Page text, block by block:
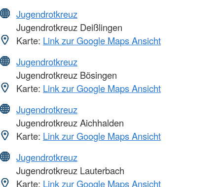
Jugendrotkreuz
Jugendrotkreuz Deißlingen
Karte: Link zur Google Maps Ansicht
Jugendrotkreuz
Jugendrotkreuz Bösingen
Karte: Link zur Google Maps Ansicht
Jugendrotkreuz
Jugendrotkreuz Aichhalden
Karte: Link zur Google Maps Ansicht
Jugendrotkreuz
Jugendrotkreuz Lauterbach
Karte: Link zur Google Maps Ansicht